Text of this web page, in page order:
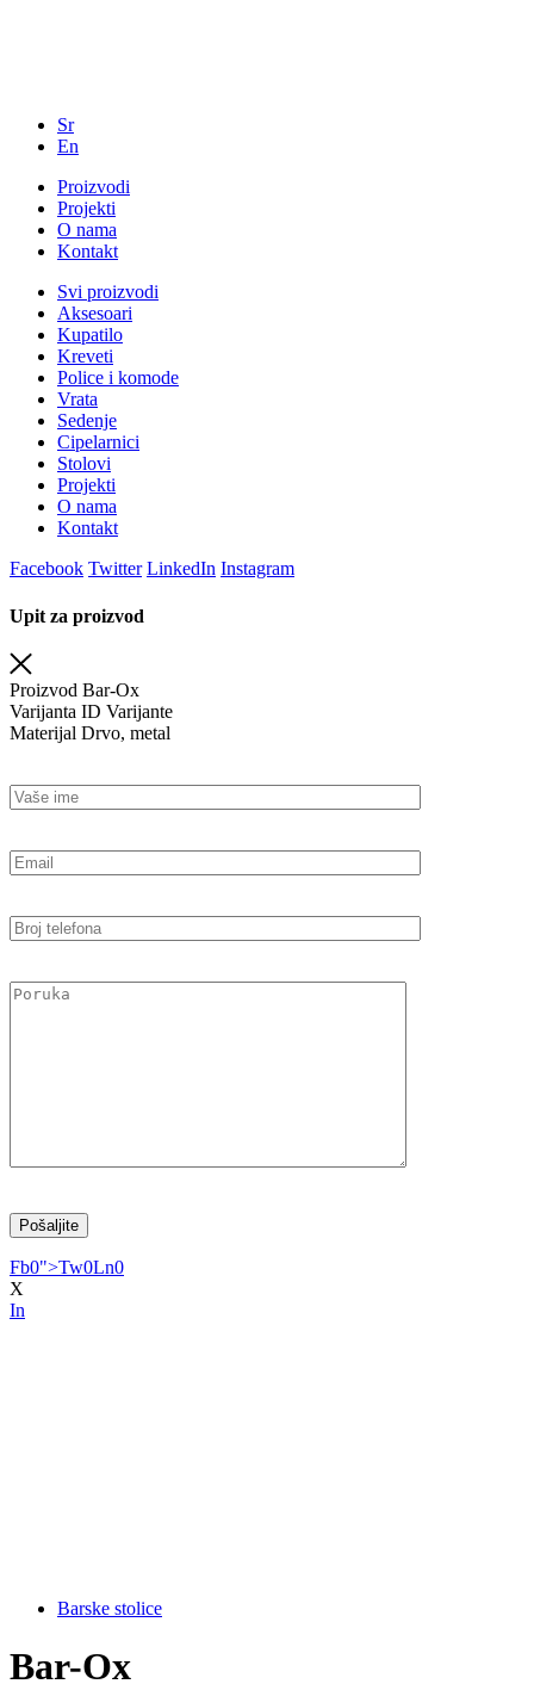
Sr
En
Proizvodi
Projekti
O nama
Kontakt
Svi proizvodi
Aksesoari
Kupatilo
Kreveti
Police i komode
Vrata
Sedenje
Cipelarnici
Stolovi
Projekti
O nama
Kontakt
Facebook Twitter LinkedIn Instagram
Upit za proizvod
Proizvod Bar-Ox
Varijanta ID Varijante
Materijal Drvo, metal
Fb0">Tw0Ln0
X
In
Barske stolice
Bar-Ox